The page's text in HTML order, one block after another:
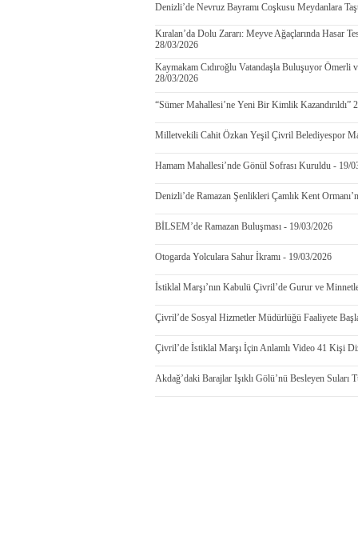
Denizli’de Nevruz Bayramı Coşkusu Meydanlara
Kıralan’da Dolu Zararı: Meyve Ağaçlarında Hasar
28/03/2026
Kaymakam Cıdıroğlu Vatandaşla Buluşuyor Ömerli
28/03/2026
“Sümer Mahallesi’ne Yeni Bir Kimlik Kazandırıldı”
Milletvekili Cahit Özkan Yeşil Çivril Belediyespor
Hamam Mahallesi’nde Gönül Sofrası Kuruldu - 19/
Denizli’de Ramazan Şenlikleri Çamlık Kent
BİLSEM’de Ramazan Buluşması - 19/03/2026
Otogarda Yolculara Sahur İkramı - 19/03/2026
İstiklal Marşı’nın Kabulü Çivril’de Gurur ve
Çivril’de Sosyal Hizmetler Müdürlüğü Faaliyete
Çivril’de İstiklal Marşı İçin Anlamlı Video 41 Kişi
Akdağ’daki Barajlar Işıklı Gölü’nü Besleyen Suları